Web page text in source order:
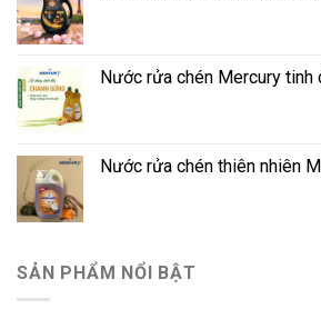
Nước rửa chén Mercury tinh
Nước rửa chén thiên nhiên
SẢN PHẨM NỔI BẬT